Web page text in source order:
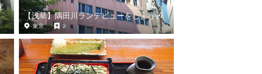
【浅草】隅田川ランデビューをしよう🎶
東京 9